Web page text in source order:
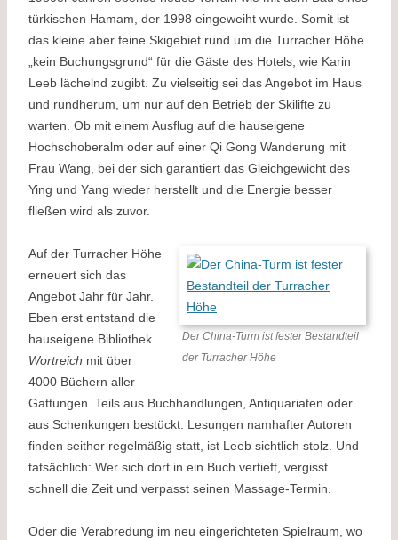
türkischen Hamam, der 1998 eingeweiht wurde. Somit ist
das kleine aber feine Skigebiet rund um die Turracher Höhe
„kein Buchungsgrund“ für die Gäste des Hotels, wie Karin
Leeb lächelnd zugibt. Zu vielseitig sei das Angebot im Haus
und rundherum, um nur auf den Betrieb der Skilifte zu
warten. Ob mit einem Ausflug auf die hauseigene
Hochschoberalm oder auf einer Qi Gong Wanderung mit
Frau Wang, bei der sich garantiert das Gleichgewicht des
Ying und Yang wieder herstellt und die Energie besser
fließen wird als zuvor.
Der China-Turm ist fester Bestandteil
der Turracher Höhe
Auf der Turracher Höhe
erneuert sich das
Angebot Jahr für Jahr.
Eben erst entstand die
hauseigene Bibliothek
Wortreich mit über
4000 Büchern aller
Gattungen. Teils aus Buchhandlungen, Antiquariaten oder
aus Schenkungen bestückt. Lesungen namhafter Autoren
finden seither regelmäßig statt, ist Leeb sichtlich stolz. Und
tatsächlich: Wer sich dort in ein Buch vertieft, vergisst
schnell die Zeit und verpasst seinen Massage-Termin.
Oder die Verabredung im neu eingerichteten Spielraum, wo